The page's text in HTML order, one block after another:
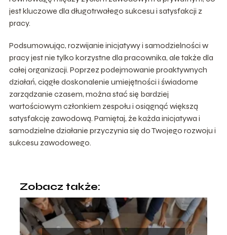
jest kluczowe dla długotrwałego sukcesu i satysfakcji z
pracy.
Podsumowując, rozwijanie inicjatywy i samodzielności w
pracy jest nie tylko korzystne dla pracownika, ale także dla
całej organizacji. Poprzez podejmowanie proaktywnych
działań, ciągłe doskonalenie umiejętności i świadome
zarządzanie czasem, można stać się bardziej
wartościowym członkiem zespołu i osiągnąć większą
satysfakcję zawodową. Pamiętaj, że każda inicjatywa i
samodzielne działanie przyczynia się do Twojego rozwoju i
sukcesu zawodowego.
Zobacz także: